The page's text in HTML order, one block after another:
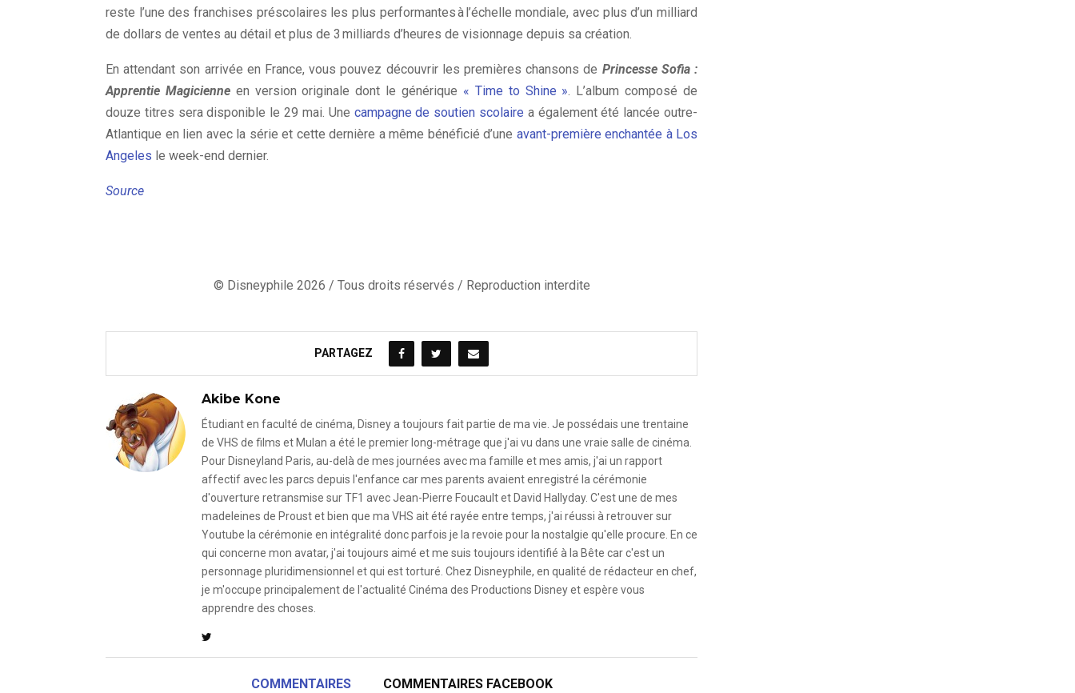
reste l’une des franchises préscolaires les plus performantes à l’échelle mondiale, avec plus d’un milliard
de dollars de ventes au détail et plus de 3 milliards d’heures de visionnage depuis sa création.
En attendant son arrivée en France, vous pouvez découvrir les premières chansons de Princesse Sofia :
Apprentie Magicienneen version originale dont le générique « Time to Shine ». L’album composé de
douze titres sera disponible le 29 mai. Une campagne de soutien scolaire a également été lancée outre-
Atlantique en lien avec la série et cette dernière a même bénéficié d’une avant-première enchantée à Los
Angeles le week-end dernier.
Source
© Disneyphile 2026 / Tous droits réservés / Reproduction interdite
PARTAGEZ
Akibe Kone
Étudiant en faculté de cinéma, Disney a toujours fait partie de ma vie. Je possédais une trentaine
de VHS de films et Mulan a été le premier long-métrage que j'ai vu dans une vraie salle de cinéma.
Pour Disneyland Paris, au-delà de mes journées avec ma famille et mes amis, j'ai un rapport
affectif avec les parcs depuis l'enfance car mes parents avaient enregistré la cérémonie
d'ouverture retransmise sur TF1 avec Jean-Pierre Foucault et David Hallyday. C'est une de mes
madeleines de Proust et bien que ma VHS ait été rayée entre temps, j'ai réussi à retrouver sur
Youtube la cérémonie en intégralité donc parfois je la revoie pour la nostalgie qu'elle procure. En ce
qui concerne mon avatar, j'ai toujours aimé et me suis toujours identifié à la Bête car c'est un
personnage pluridimensionnel et qui est torturé. Chez Disneyphile, en qualité de rédacteur en chef,
je m'occupe principalement de l'actualité Cinéma des Productions Disney et espère vous
apprendre des choses.
COMMENTAIRES COMMENTAIRES FACEBOOK